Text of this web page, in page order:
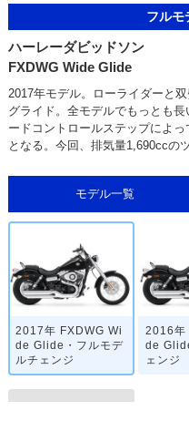
フルモ
ハーレーダビッドソン
FXDWG Wide Glide
2017年モデル。ローライダーと
グライド。全モデルでもっとも
ードコントロールステップによ
となる。今回、排気量1,690ccの
モデル一覧
2017年 FXDWG Wi
de Glide・フルモデ
ルチェンジ
2016年
de
ェンジ